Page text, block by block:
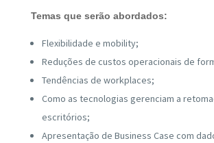
Temas que serão abordados:
Flexibilidade e mobility;
Reduções de custos operacionais de
Tendências de workplaces;
Como as tecnologias gerenciam a
escritórios;
Apresentação de Business Case com